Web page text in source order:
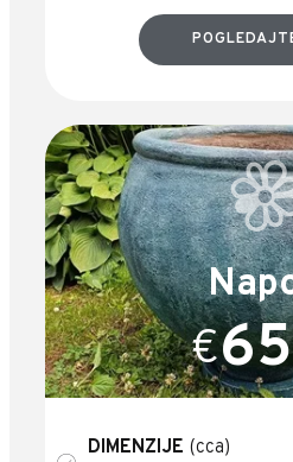
€65
DIMENZIJE